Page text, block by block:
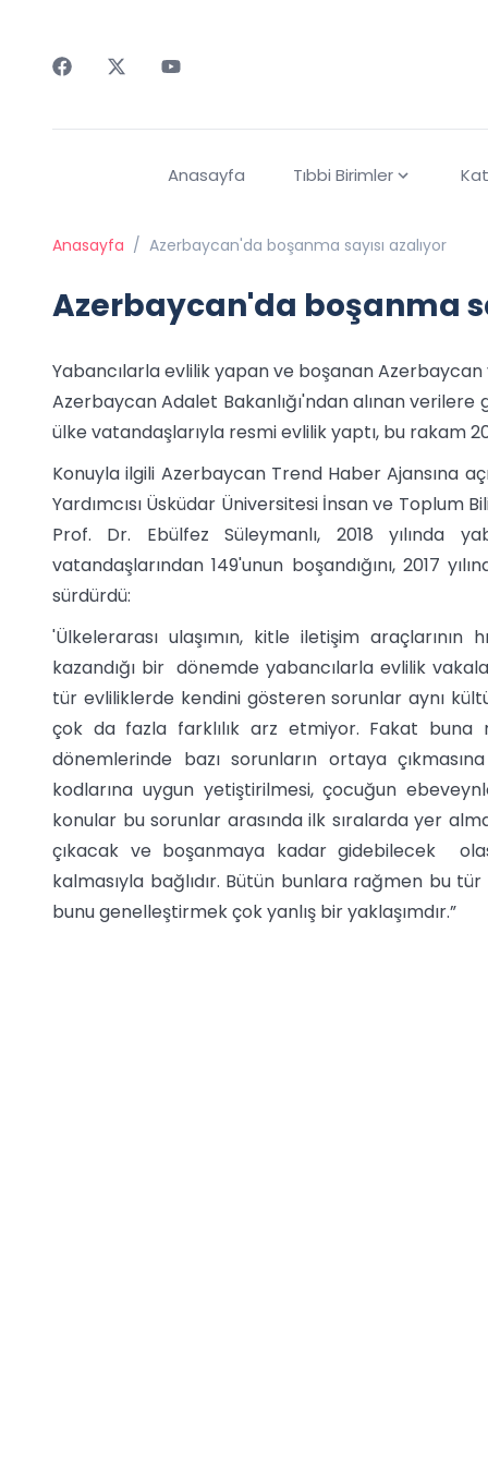
Anasayfa Tıbbi Birimler
Anasayfa / Azerbaycan'da boşanma sayısı azalıyor
Azerbaycan'da boşanma
Yabancılarla evlilik yapan ve boşanan Azerbaycan
Azerbaycan Adalet Bakanlığı'ndan alınan verilere
ülke vatandaşlarıyla resmi evlilik yaptı, bu rakam
Konuyla ilgili Azerbaycan Trend Haber Ajansına
Yardımcısı Üsküdar Üniversitesi İnsan ve Toplum
Prof. Dr. Ebülfez Süleymanlı, 2018 yılında
vatandaşlarından 149'unun boşandığını, 2017
sürdürdü:
'Ülkelerarası ulaşımın, kitle iletişim
kazandığı bir dönemde yabancılarla evlilik
tür evliliklerde kendini gösteren sorunlar aynı
çok da fazla farklılık arz etmiyor. Fakat buna
dönemlerinde bazı sorunların ortaya
kodlarına uygun yetiştirilmesi, çocuğun
konular bu sorunlar arasında ilk sıralarda yer
çıkacak ve boşanmaya kadar gidebilecek
kalmasıyla bağlıdır. Bütün bunlara rağmen bu
bunu genelleştirmek çok yanlış bir yaklaşımdır.”